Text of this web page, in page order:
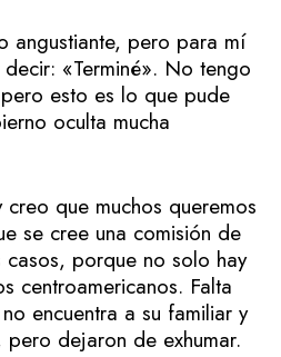
angustiante, pero para mí
«Terminé». No tengo
esto es lo que pude
oculta mucha
que muchos queremos
se cree una comisión de
porque no solo hay
centroamericanos. Falta
encuentra a su familiar y
dejaron de exhumar.